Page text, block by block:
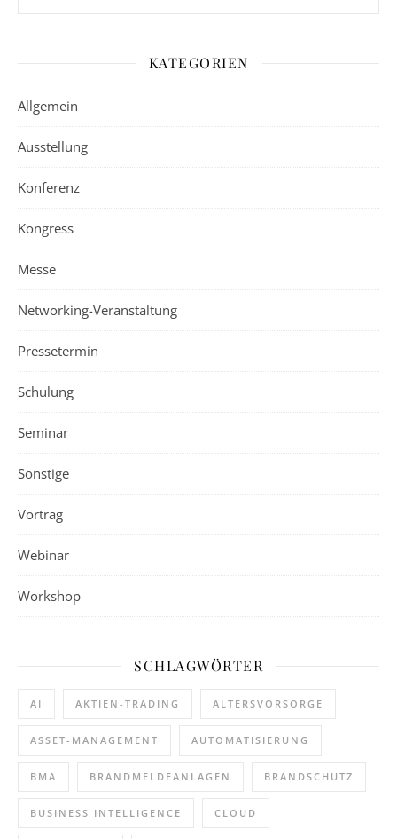
KATEGORIEN
Allgemein
Ausstellung
Konferenz
Kongress
Messe
Networking-Veranstaltung
Pressetermin
Schulung
Seminar
Sonstige
Vortrag
Webinar
Workshop
SCHLAGWÖRTER
AI AKTIEN-TRADING ALTERSVORSORGE
ASSET-MANAGEMENT AUTOMATISIERUNG
BMA BRANDMELDEANLAGEN BRANDSCHUTZ
BUSINESS INTELLIGENCE CLOUD